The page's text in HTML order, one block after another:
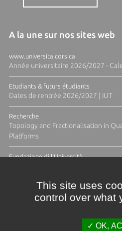
A la une sur nos sites web
www.universita.corsica
Année universitaire 2026/2027 -
Etudiants & futurs étudiants
Dates de rentrée 2026/2027 | IUT
Recherche
Topology and Fractionalisation in
Platforms
Fundazione di l'Università
This site uses
control over what
OK,